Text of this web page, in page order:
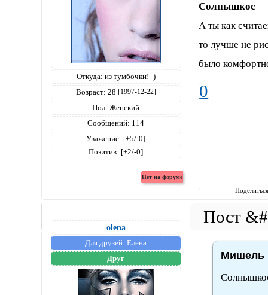
Откуда: из тумбочки!=)
Возраст: 28 [1997-12-22]
Пол: Женский
Сообщений: 114
Уважение: [+5/-0]
Позитив: [+2/-0]
Солнышкос
А ты как
то лучше не
было
0
olena
Для друзей: Елена
Друг
Мишель